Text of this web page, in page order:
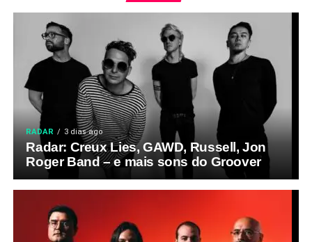
RADAR 3 dias ago
Radar: Creux Lies, GAWD, Russell, Jon
Roger Band – e mais sons do Groover